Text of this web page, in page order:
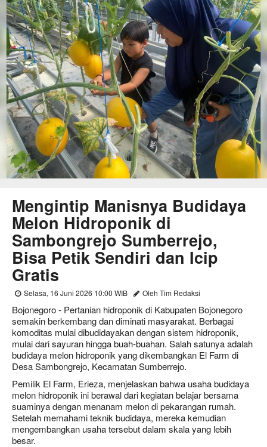
Mengintip Manisnya Budidaya
Melon Hidroponik di
Sambongrejo Sumberrejo,
Bisa Petik Sendiri dan Icip
Gratis
Selasa, 16 Juni 2026 10:00 WIB Oleh Tim Redaksi
Bojonegoro - Pertanian hidroponik di Kabupaten Bojonegoro
semakin berkembang dan diminati masyarakat. Berbagai
komoditas mulai dibudidayakan dengan sistem hidroponik,
mulai dari sayuran hingga buah-buahan. Salah satunya adalah
budidaya melon hidroponik yang dikembangkan El Farm di
Desa Sambongrejo, Kecamatan Sumberrejo.
Pemilik El Farm, Erieza, menjelaskan bahwa usaha budidaya
melon hidroponik ini berawal dari kegiatan belajar bersama
suaminya dengan menanam melon di pekarangan rumah.
Setelah memahami teknik budidaya, mereka kemudian
mengembangkan usaha tersebut dalam skala yang lebih
besar.